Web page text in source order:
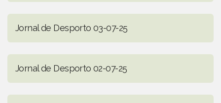
Jornal de Desporto 03-07-25
Jornal de Desporto 02-07-25